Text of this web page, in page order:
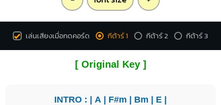
เล่นเสียงเมื่อกดคอร์ด กีต้าร์ 1 กีต้าร์ 2 กีต้าร์ 3
[ Original Key ]
INTRO : | A | F#m | Bm | E |